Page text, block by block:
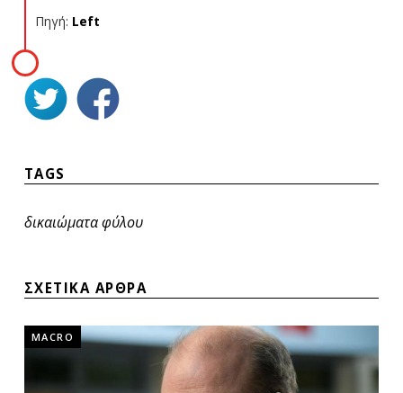
Πηγή: Left
TAGS
δικαιώματα φύλου
ΣΧΕΤΙΚΑ ΑΡΘΡΑ
MACRO